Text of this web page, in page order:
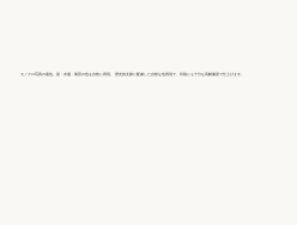
モノクロ写真の着色。肌・衣服・風景の色を自然に再現。 歴史的文脈に配慮した自然な色再現で、印刷にも十分な高解像度で仕上げます。